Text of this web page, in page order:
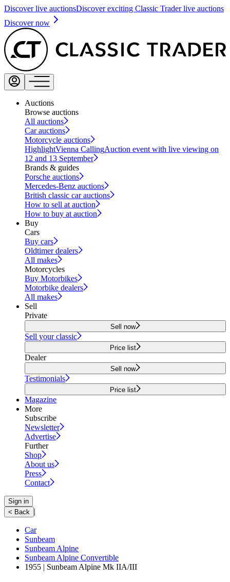
Discover live auctionsDiscover exciting Classic Trader live auctions
Discover now
Auctions
Browse auctions
All auctions
Car auctions
Motorcycle auctions
HighlightVienna CallingAuction event with live viewing on
12 and 13 September
Brands & guides
Porsche auctions
Mercedes-Benz auctions
British classic car auctions
How to sell at auction
How to buy at auction
Buy
Cars
Buy cars
Oldtimer dealers
All makes
Motorcycles
Buy Motorbikes
Motorbike dealers
All makes
Sell
Private
Sell now
Sell your classic
Price list
Dealer
Sell now
Testimonials
Price list
Magazine
More
Subscribe
Newsletter
Advertise
Further
Shop
About us
Press
Contact
Sign in
< Back |
Car
Sunbeam
Sunbeam Alpine
Sunbeam Alpine Convertible
1955 | Sunbeam Alpine Mk IIA/III